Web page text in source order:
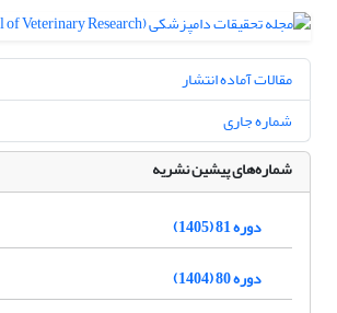
مقالات آماده انتشار
شماره جاری
شماره‌های پیشین نشریه
دوره 81 (1405)
دوره 80 (1404)